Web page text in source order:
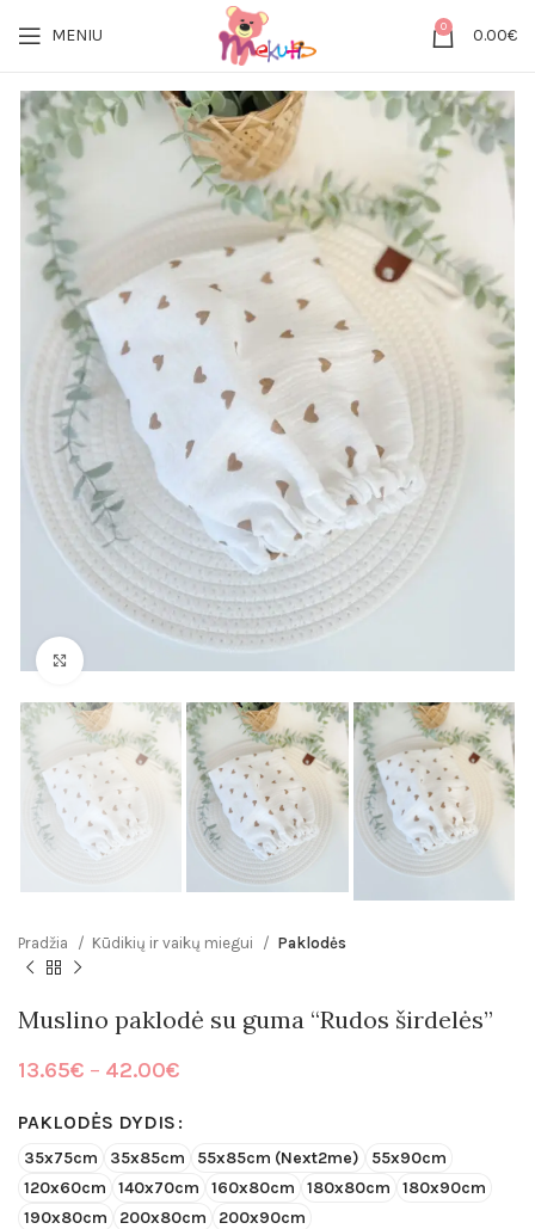
MENIU 0 0.00€
Pradžia Kūdikių ir vaikų miegui Paklodės
Muslino paklodė su guma “Rudos širdelės”
13.65€ – 42.00€
13.65€
42.00€
PAKLODĖS DYDIS
35x75cm 35x85cm 55x85cm (Next2me)
55x90cm
120x60cm
140x70cm 160x80cm 180x80cm
180x90cm
190x80cm
200x80cm 200x90cm